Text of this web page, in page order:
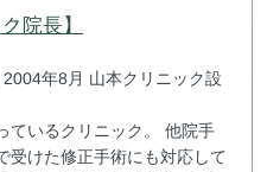
院長】
年8月 山本クリニック設
ているクリニック。 他院手
受けた修正手術にも対応して